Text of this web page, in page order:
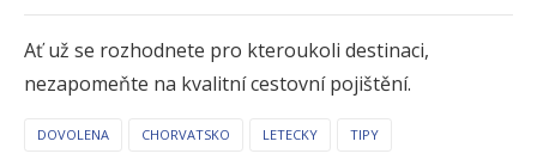
Ať už se rozhodnete pro kteroukoli destinaci,
nezapomeňte na kvalitní cestovní pojištění.
DOVOLENA CHORVATSKO LETECKY TIPY